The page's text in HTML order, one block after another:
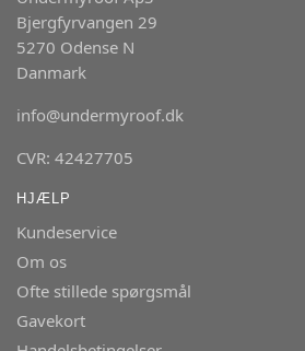
Bjergfyrvangen 29
5270 Odense N
Danmark
info@undermyroof.dk
CVR: 42427705
HJÆLP
Kundeservice
Om os
Ofte stillede spørgsmål
Gavekort